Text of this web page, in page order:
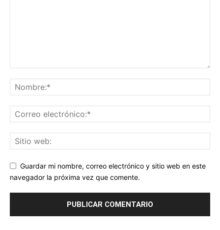
Guardar mi nombre, correo electrónico y sitio web en este
navegador la próxima vez que comente.